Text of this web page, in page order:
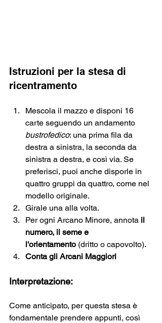
Istruzioni per la stesa di
ricentramento
Mescola il mazzo e disponi 16
carte seguendo un andamento
bustrofedico: una prima fila da
destra a sinistra, la seconda da
sinistra a destra, e così via. Se
preferisci, puoi anche disporle in
quattro gruppi da quattro, come nel
modello originale.
Girale una alla volta.
Per ogni Arcano Minore, annota il
numero, il seme e
l'orientamento (dritto o capovolto).
Conta gli Arcani Maggiori
Interpretazione:
Come anticipato, per questa stesa è
fondamentale prendere appunti, così